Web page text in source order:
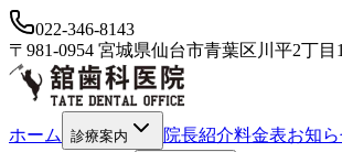
022-346-8143
〒981-0954 宮城県仙台市青葉区川平2丁目
ホーム 診療案内 院長紹介料金表お知